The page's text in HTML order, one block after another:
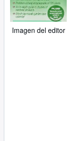
Imagen del editor